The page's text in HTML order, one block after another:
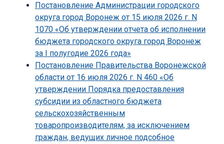
Постановление Администрации городского
округа город Воронеж от 15 июля 2026 г. N
1070 «Об утверждении отчета об исполнении
бюджета городского округа город Воронеж
за I полугодие 2026 года»
Постановление Правительства Воронежской
области от 16 июля 2026 г. N 460 «Об
утверждении Порядка предоставления
субсидии из областного бюджета
сельскохозяйственным
товаропроизводителям, за исключением
граждан, ведущих личное подсобное